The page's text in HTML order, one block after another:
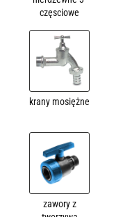
częsciowe
krany mosiężne
zawory z